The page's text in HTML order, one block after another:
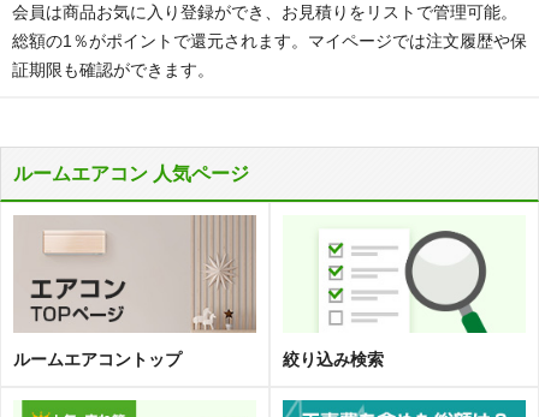
会員は商品お気に入り登録ができ、お見積りをリストで管理可能。
総額の1％がポイントで還元されます。マイページでは注文履歴や保
証期限も確認ができます。
ルームエアコン 人気ページ
ルームエアコントップ 絞り込み検索